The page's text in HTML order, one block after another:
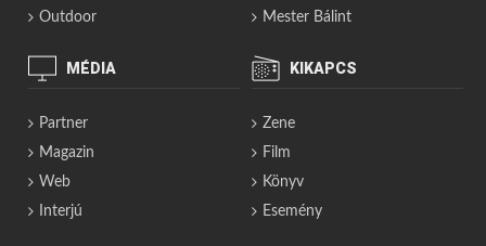
Outdoor
Mester Bálint
MÉDIA
Partner
Magazin
Web
Interjú
KIKAPCS
Zene
Film
Könyv
Esemény